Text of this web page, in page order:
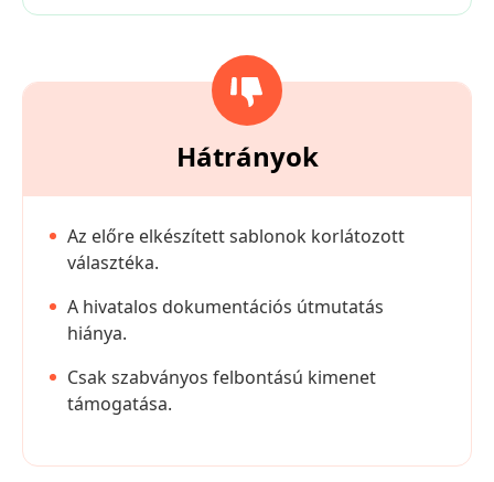
Hátrányok
Az előre elkészített sablonok korlátozott
választéka.
A hivatalos dokumentációs útmutatás
hiánya.
Csak szabványos felbontású kimenet
támogatása.